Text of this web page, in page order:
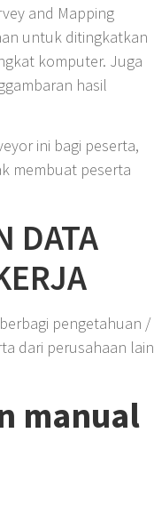
and Mapping
untuk ditingkatkan
komputer. Juga
hasil
ini bagi peserta,
membuat peserta
DATA
pengetahuan /
dari perusahaan lain
manual